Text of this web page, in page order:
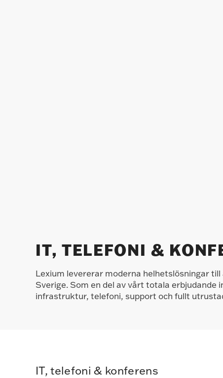
IT, TELEFONI &
Lexium levererar moderna helhetslösningar
Sverige. Som en del av vårt totala erbjudande
infrastruktur, telefoni, support och fullt
IT, telefoni & konferens